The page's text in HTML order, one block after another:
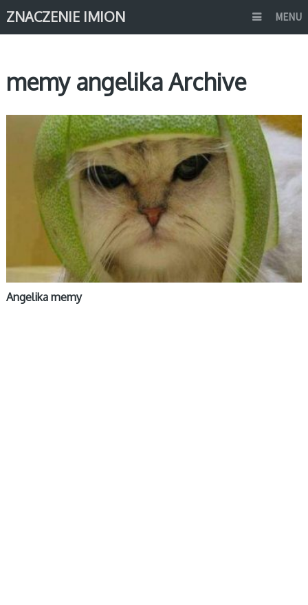
ZNACZENIE IMION MENU
memy angelika Archive
MEMY IMIONA
Angelika memy